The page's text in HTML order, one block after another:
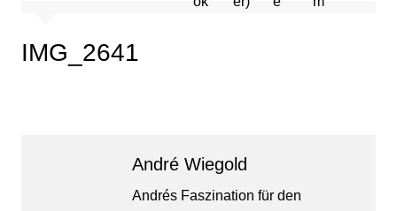
IMG_2641
André Wiegold
Andrés Faszination für den